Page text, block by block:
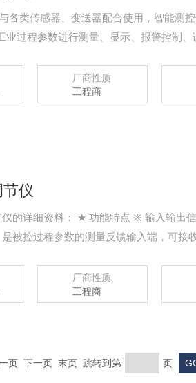
各类传感器、变送器配合使用，智能测
业过程参数进行测量、显示、报警控制
厂商性质
工程商
仪
是被控过程参数的测量反馈输入端，可接
厂商性质
工程商
页 下一页 末页 跳转到第 页